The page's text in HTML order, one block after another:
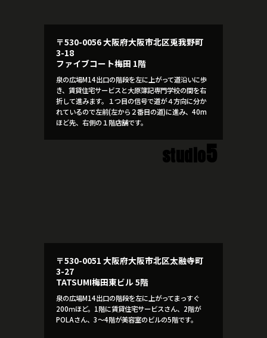
〒530-0056 大阪府大阪市北区兎我野町
3-18
ファイブコート梅田 1階
泉の広場M14出口の階段を左に上がって道沿いに歩
き、賃貸住宅サービスと大原簿記専門学校の間を右
折して進みます。１つ目の信号で道が４方向に分か
れているので左前(左から２番目の道)に進み、40m
ほど先、右側の１階店舗です。
studio5
〒530-0051 大阪府大阪市北区太融寺町
3-27
TATSUMI梅田東ビル 5階
泉の広場M14出口の階段を左に上がってまっすぐ
200ｍほど。1階に賃貸住宅サービスさん、2階が
POLAさん、3～4階が美容室のビルの5階です。